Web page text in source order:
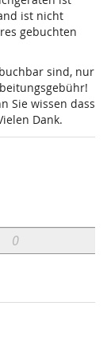
ist nicht
gebuchten
sind, nur
Sie wissen dass
Dank.